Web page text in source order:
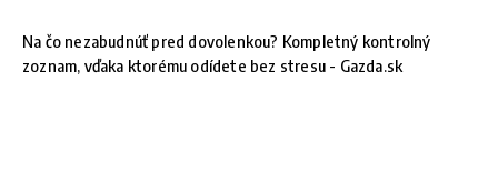
Na čo nezabudnúť pred dovolenkou? Kompletný kontrolný
zoznam, vďaka ktorému odídete bez stresu - Gazda.sk